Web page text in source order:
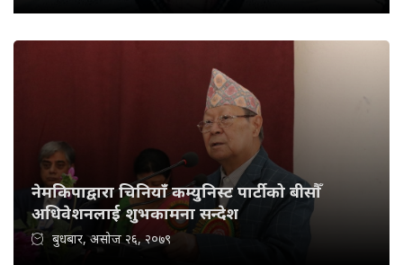
नेमकिपाद्वारा चिनियाँ कम्युनिस्ट पार्टीको बीसौँ
अधिवेशनलाई शुभकामना सन्देश
बुधबार, असोज २६, २०७९